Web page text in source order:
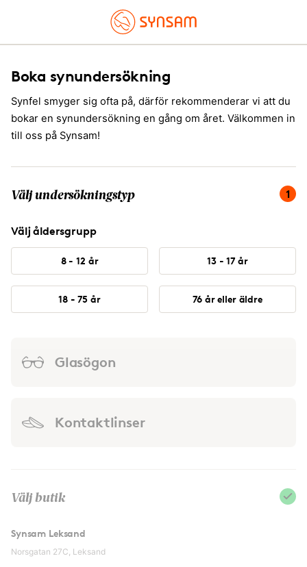
Boka synundersökning
Synfel smyger sig ofta på, därför rekommenderar vi att du
bokar en synundersökning en gång om året. Välkommen in
till oss på Synsam!
1
Välj undersökningstyp
Välj åldersgrupp
8 - 12 år 13 - 17 år
18 - 75 år 76 år eller äldre
Glasögon
Kontaktlinser
Välj butik
Synsam Leksand
Norsgatan 27C, Leksand